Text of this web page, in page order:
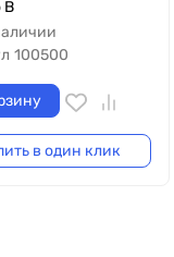
B
100500
в один клик